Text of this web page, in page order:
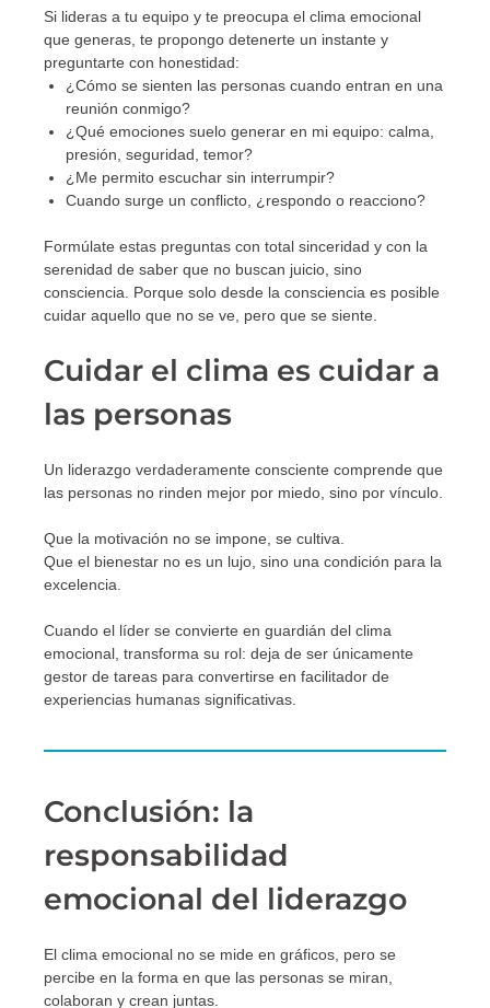
Si lideras a tu equipo y te preocupa el clima emocional
que generas, te propongo detenerte un instante y
preguntarte con honestidad:
¿Cómo se sienten las personas cuando entran en una
reunión conmigo?
¿Qué emociones suelo generar en mi equipo: calma,
presión, seguridad, temor?
¿Me permito escuchar sin interrumpir?
Cuando surge un conflicto, ¿respondo o reacciono?
Formúlate estas preguntas con total sinceridad y con la
serenidad de saber que no buscan juicio, sino
consciencia. Porque solo desde la consciencia es posible
cuidar aquello que no se ve, pero que se siente.
Cuidar el clima es cuidar a
las personas
Un liderazgo verdaderamente consciente comprende que
las personas no rinden mejor por miedo, sino por vínculo.
Que la motivación no se impone, se cultiva.
Que el bienestar no es un lujo, sino una condición para la
excelencia.
Cuando el líder se convierte en guardián del clima
emocional, transforma su rol: deja de ser únicamente
gestor de tareas para convertirse en facilitador de
experiencias humanas significativas.
Conclusión: la
responsabilidad
emocional del liderazgo
El clima emocional no se mide en gráficos, pero se
percibe en la forma en que las personas se miran,
colaboran y crean juntas.